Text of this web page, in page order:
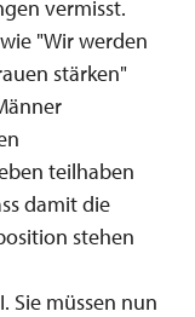
vermisst.
"Wir werden
stärken"
teilhaben
damit die
stehen
Sie müssen nun